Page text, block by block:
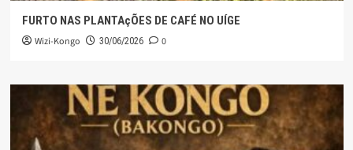
FURTO NAS PLANTAçÕES DE CAFÉ NO UÍGE
Wizi-Kongo 30/06/2026 0